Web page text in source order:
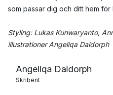
som passar dig och ditt hem för
Styling: Lukas Kunwaryanto,
illustrationer Angeliqa Daldorph
Angeliqa Daldorph
Skribent